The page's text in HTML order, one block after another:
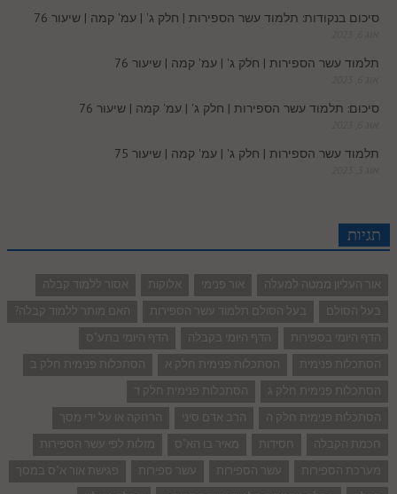
סיכום בנקודות: תלמוד עשר הספירות | חלק ג' | עמ' קמה | שיעור 76
תלמוד עשר הספירות | חלק ג' | עמ' קמה | שיעור 76
סיכום: תלמוד עשר הספירות | חלק ג' | עמ' קמה | שיעור 76
תלמוד עשר הספירות | חלק ג' | עמ' קמה | שיעור 75
תגיות
אור העליון ממטה למעלה אור פנימי אלוקות
אסור ללמוד קבלה
בעל הסולם
בעל הסולם תלמוד עשר הספירות
האם מותר ללמוד קבלה?
הדף היומי בספירות
הדף היומי בקבלה
הדף היומי בתע"ס
הסתכלות פנימית
הסתכלות פנימית חלק א
הסתכלות פנימית חלק ב
הסתכלות פנימית חלק ג
הסתכלות פנימית חלק ד
הסתכלות פנימית חלק ה
הרב אדם סיני
הרחקה או על ידי מסך
חכמת הקבלה
חסידות מאיר בו הא"ס
מזלות לפי עשר הספירות
מערכת הספירות
עשר הספירות עשר ספירות
פגישת אור א"ס במסך